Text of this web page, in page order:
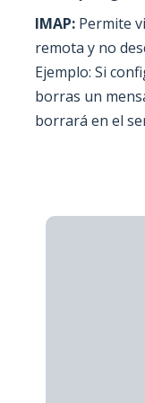
IMAP: Permite
remota y no
Ejemplo: Si
borras un
borrará en el